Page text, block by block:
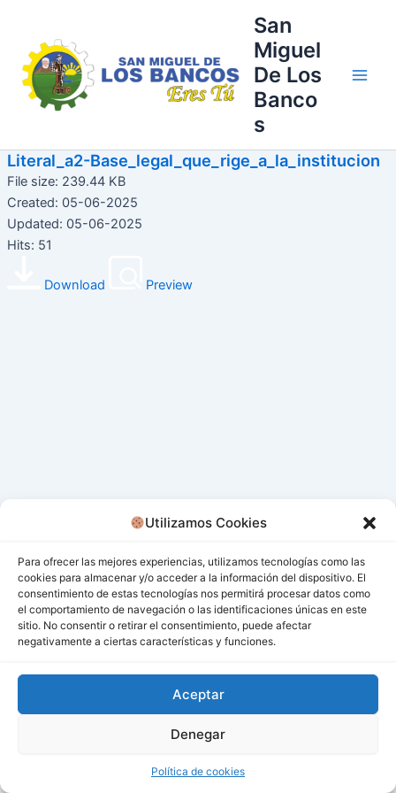
Utilizamos Cookies
Para ofrecer las mejores experiencias, utilizamos tecnologías como las
cookies para almacenar y/o acceder a la información del dispositivo. El
consentimiento de estas tecnologías nos permitirá procesar datos como
el comportamiento de navegación o las identificaciones únicas en este
sitio. No consentir o retirar el consentimiento, puede afectar
negativamente a ciertas características y funciones.
Aceptar
Denegar
Política de cookies
contenido
San
Miguel
De Los
Banco
s
Literal_a2-Base_legal_que_rige_a_la_institucion
File size: 239.44 KB
Created: 05-06-2025
Updated: 05-06-2025
Hits: 51
Download Preview
Todos los derechos © 2026 San Miguel De Los Bancos |